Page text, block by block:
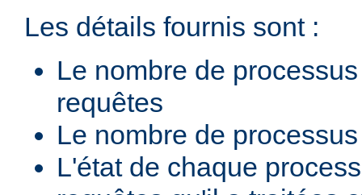
Les détails fournis sont :
Le nombre de
requêtes
Le nombre de
L'état de chaque